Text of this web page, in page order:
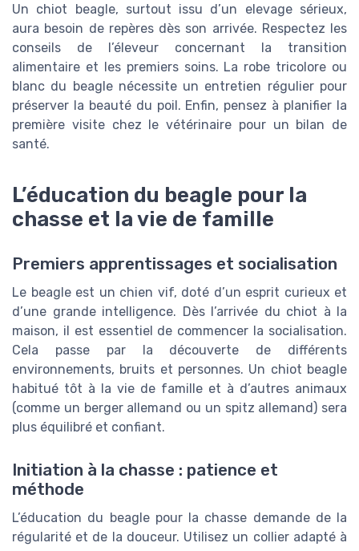
Un chiot beagle, surtout issu d’un elevage sérieux,
aura besoin de repères dès son arrivée. Respectez les
conseils de l’éleveur concernant la transition
alimentaire et les premiers soins. La robe tricolore ou
blanc du beagle nécessite un entretien régulier pour
préserver la beauté du poil. Enfin, pensez à planifier la
première visite chez le vétérinaire pour un bilan de
santé.
L’éducation du beagle pour la
chasse et la vie de famille
Premiers apprentissages et socialisation
Le beagle est un chien vif, doté d’un esprit curieux et
d’une grande intelligence. Dès l’arrivée du chiot à la
maison, il est essentiel de commencer la socialisation.
Cela passe par la découverte de différents
environnements, bruits et personnes. Un chiot beagle
habitué tôt à la vie de famille et à d’autres animaux
(comme un berger allemand ou un spitz allemand) sera
plus équilibré et confiant.
Initiation à la chasse : patience et
méthode
L’éducation du beagle pour la chasse demande de la
régularité et de la douceur. Utilisez un collier adapté à